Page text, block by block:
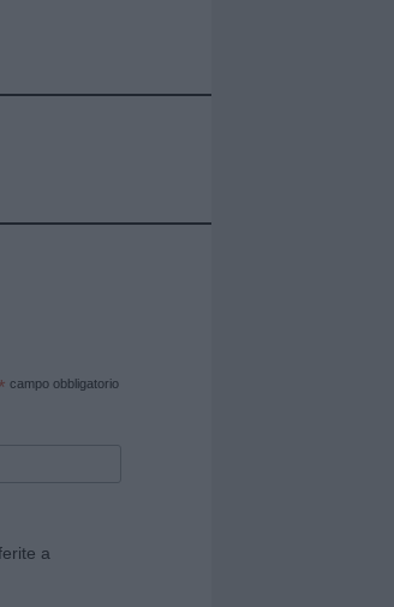
campo obbligatorio
a